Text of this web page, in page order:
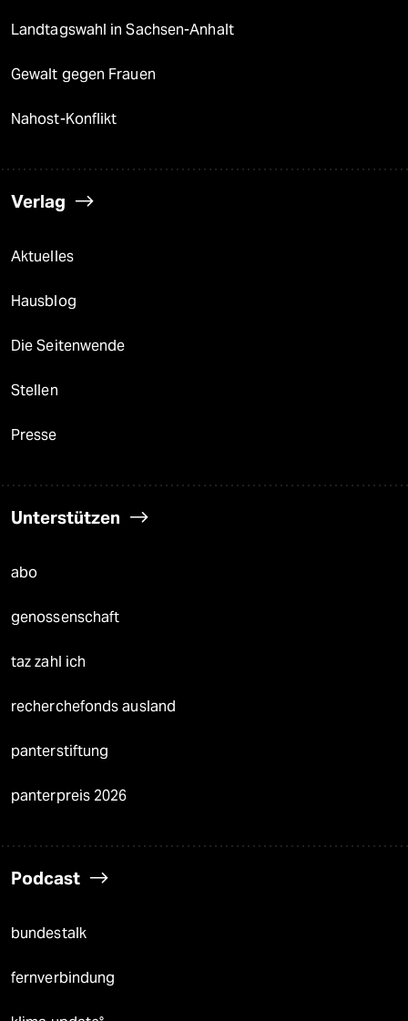
Landtagswahl in Sachsen-Anhalt
Gewalt gegen Frauen
Nahost-Konflikt
Verlag
Aktuelles
Hausblog
Die Seitenwende
Stellen
Presse
Unterstützen
abo
genossenschaft
taz zahl ich
recherchefonds ausland
panterstiftung
panterpreis 2026
Podcast
bundestalk
fernverbindung